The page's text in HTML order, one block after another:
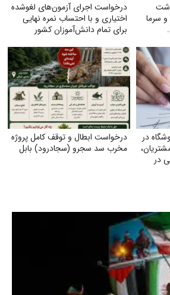
و سرما
درخواست اجرای آزمون‌های لغوشده
اختیاری و با احتساب نمره نهایی
برای تمام دانش‌آموزان کشور
در
در
درخواست ابطال و توقف کامل پروژه
مخرب سد سجرو (سجادرود) بابل